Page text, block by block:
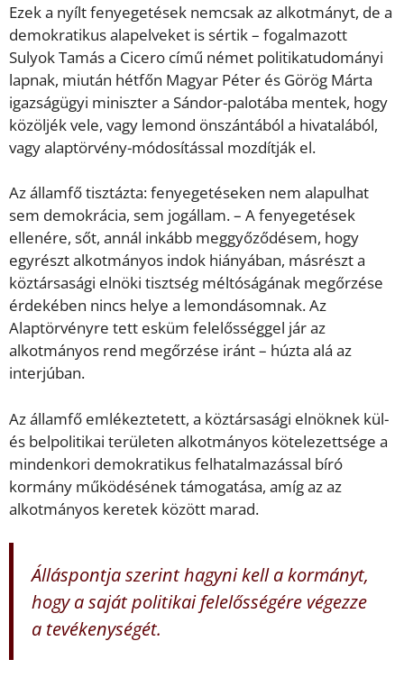
Ezek a nyílt fenyegetések nemcsak az alkotmányt, de a
demokratikus alapelveket is sértik – fogalmazott
Sulyok Tamás a Cicero című német politikatudományi
lapnak, miután hétfőn Magyar Péter és Görög Márta
igazságügyi miniszter a Sándor-palotába mentek, hogy
közöljék vele, vagy lemond önszántából a hivatalából,
vagy alaptörvény-módosítással mozdítják el.
Az államfő tisztázta: fenyegetéseken nem alapulhat
sem demokrácia, sem jogállam. – A fenyegetések
ellenére, sőt, annál inkább meggyőződésem, hogy
egyrészt alkotmányos indok hiányában, másrészt a
köztársasági elnöki tisztség méltóságának megőrzése
érdekében nincs helye a lemondásomnak. Az
Alaptörvényre tett esküm felelősséggel jár az
alkotmányos rend megőrzése iránt – húzta alá az
interjúban.
Az államfő emlékeztetett, a köztársasági elnöknek kül-
és belpolitikai területen alkotmányos kötelezettsége a
mindenkori demokratikus felhatalmazással bíró
kormány működésének támogatása, amíg az az
alkotmányos keretek között marad.
Álláspontja szerint hagyni kell a kormányt,
hogy a saját politikai felelősségére végezze
a tevékenységét.